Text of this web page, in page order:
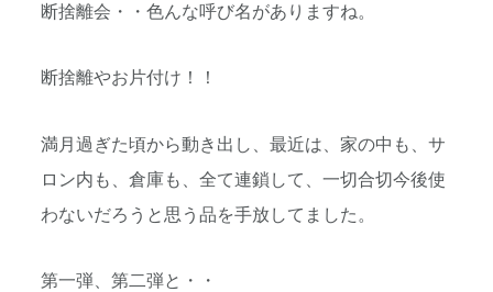
断捨離会・・色んな呼び名がありますね。
断捨離やお片付け！！
満月過ぎた頃から動き出し、最近は、家の中も、サ
ロン内も、倉庫も、全て連鎖して、一切合切今後使
わないだろうと思う品を手放してました。
第一弾、第二弾と・・